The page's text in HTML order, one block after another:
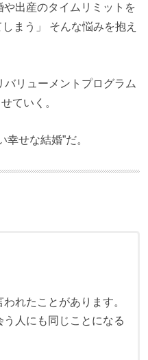
出産のタイムリミットを
まう」 そんな悩みを抱え
バリューメントプログラム
ていく。
せな結婚”だ。
れたことがあります。
人にも同じことになる